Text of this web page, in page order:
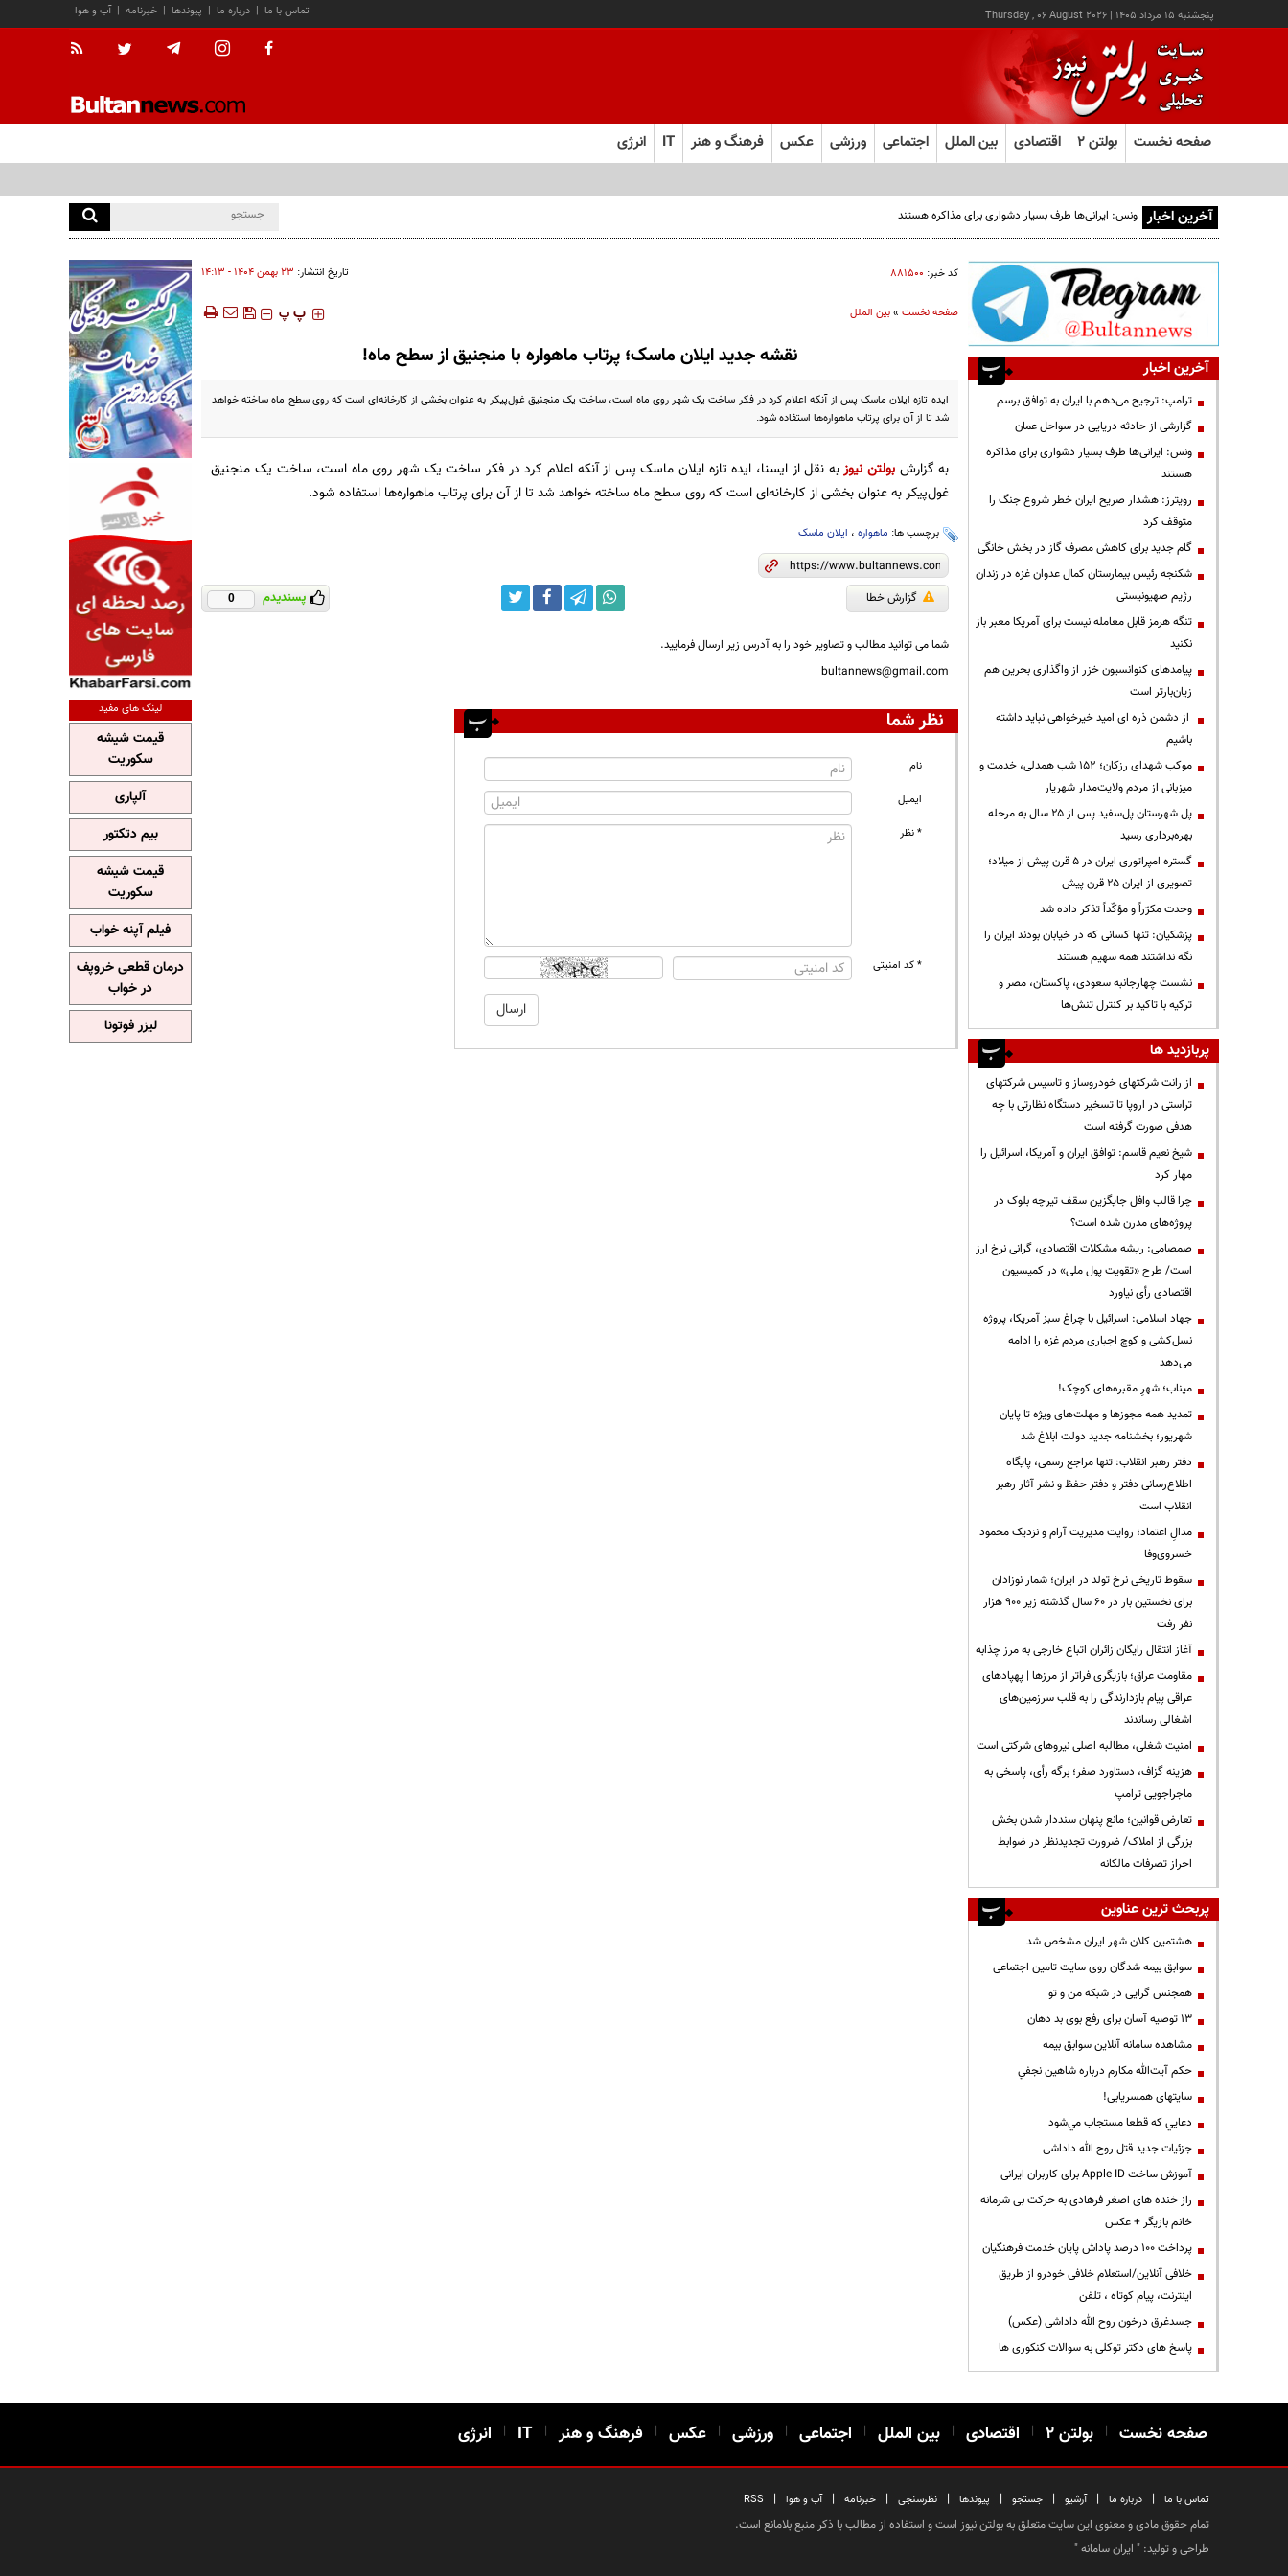
پنجشنبه ۱۵ مرداد ۱۴۰۵ |
Thursday , 06 August 2026 آب و هوا | خبرنامه | پیوندها | درباره ما | تماس با ما
صفحه نخست بولتن ۲ اقتصادی بین الملل اجتماعی ورزشی عکس فرهنگ و هنر IT انرژی
آخرین اخبار ونس: ایرانی‌ها طرف بسیار دشواری برای مذاکره هستند
کد خبر: ۸۸۱۵۰۰ تاریخ انتشار: ۲۳ بهمن ۱۴۰۴ - ۱۴:۱۳
صفحه نخست»بین الملل ‍‍‍ پ پ
نقشه جدید ایلان ماسک؛ پرتاب ماهواره با منجنیق از سطح ماه!
ایده تازه ایلان ماسک پس از آنکه اعلام کرد در فکر ساخت یک شهر روی ماه است، ساخت یک منجنیق غول‌پیکر به عنوان بخشی از کارخانه‌ای است که روی سطح ماه ساخته خواهد
شد تا از آن برای پرتاب ماهواره‌ها استفاده شود.
به گزارش بولتن نیوزبه نقل از ایسنا، ایده تازه ایلان ماسک پس از آنکه اعلام کرد در فکر ساخت یک شهر روی ماه است، ساخت یک منجنیق
غول‌پیکر به عنوان بخشی از کارخانه‌ای است که روی سطح ماه ساخته خواهد شد تا از آن برای پرتاب ماهواره‌ها استفاده شود.
برچسب ها: ماهواره، ایلان ماسک
گزارش خطا پسندیدم 0
شما می توانید مطالب و تصاویر خود را به آدرس زیر ارسال فرمایید.
bultannews@gmail.com
نظر شما
نام
ایمیل
* نظر
* کد امنیتی
آخرین اخبار
ترامپ: ترجیح می‌دهم با ایران به توافق برسم
گزارشی از حادثه دریایی در سواحل عمان
ونس: ایرانی‌ها طرف بسیار دشواری برای مذاکره
هستند
رویترز: هشدار صریح ایران خطر شروع جنگ را
متوقف کرد
گام جدید برای کاهش مصرف گاز در بخش خانگی
شکنجه رئیس بیمارستان کمال عدوان غزه در زندان
رژیم صهیونیستی
تنگه هرمز قابل معامله نیست برای آمریکا معبر باز
نکنید
پیامدهای کنوانسیون خزر از واگذاری بحرین هم
زیان‌بارتر است
از دشمن ذره ای امید خیرخواهی نباید داشته
باشیم
موکب شهدای رزکان؛ ۱۵۲ شب همدلی، خدمت و
میزبانی از مردم ولایت‌مدار شهریار
پل شهرستان پل‌سفید پس از ۲۵ سال به مرحله
بهره‌برداری رسید
گستره امپراتوری ایران در ۵ قرن پیش از میلاد؛
تصویری از ایران ۲۵ قرن پیش
وحدت مکرّراً و مؤکّداً تذکر داده شد
پزشکیان: تنها کسانی که در خیابان بودند ایران را
نگه نداشتند همه سهیم هستند
نشست چهارجانبه سعودی، پاکستان، مصر و
ترکیه با تاکید بر کنترل تنش‌ها
پربازدید ها
از رانت‌ شرکتهای خودروساز و تاسیس شرکتهای
تراستی در اروپا تا تسخیر دستگاه نظارتی با چه
هدفی صورت گرفته است
شیخ نعیم قاسم: توافق ایران و آمریکا، اسرائیل را
مهار کرد
چرا قالب وافل جایگزین سقف تیرچه بلوک در
پروژه‌های مدرن شده است؟
صمصامی: ریشه مشکلات اقتصادی، گرانی نرخ ارز
است/ طرح «تقویت پول ملی» در کمیسیون
اقتصادی رأی نیاورد
جهاد اسلامی: اسرائیل با چراغ سبز آمریکا، پروژه
نسل‌کشی و کوچ اجباری مردم غزه را ادامه
می‌دهد
میناب؛ شهرِ مقبره‌های کوچک!
تمدید همه مجوزها و مهلت‌های ویژه تا پایان
شهریور؛ بخشنامه جدید دولت ابلاغ شد
دفتر رهبر انقلاب: تنها مراجع رسمی، پایگاه
اطلاع‌رسانی دفتر و دفتر حفظ و نشر آثار رهبر
انقلاب است
مدالِ اعتماد؛ روایت مدیریت آرام و نزدیک محمود
خسروی‌وفا
سقوط تاریخی نرخ تولد در ایران؛ شمار نوزادان
برای نخستین بار در ۶۰ سال گذشته زیر ۹۰۰ هزار
نفر رفت
آغاز انتقال رایگان زائران اتباع خارجی به مرز چذابه
مقاومت عراق؛ بازیگری فراتر از مرزها | پهپادهای
عراقی پیام بازدارندگی را به قلب سرزمین‌های
اشغالی رساندند
‌امنیت شغلی، مطالبه اصلی نیروهای شرکتی است
هزینه گزاف، دستاورد صفر؛ برگه رأی، پاسخی به
ماجراجویی ترامپ
تعارض قوانین؛ مانع پنهان سنددار شدن بخش
بزرگی از املاک/ ضرورت تجدیدنظر در ضوابط
احراز تصرفات مالکانه
پربحث ترین عناوین
هشتمین کلان شهر ایران مشخص شد
سوابق بیمه شدگان روی سایت تامین اجتماعی
همجنس گرایی در شبکه من و تو
13 توصیه آسان برای رفع بوی بد دهان
مشاهده سامانه آنلاين سوابق بیمه
حكم آيت‌الله مكارم درباره شاهين نجفي
سایتهای همسریابی!
دعايي كه قطعا مستجاب مي‌شود
جزئیات جدید قتل روح الله داداشی
آموزش ساخت Apple ID برای کاربران ایرانی
راز خنده های اصغر فرهادی به حرکت بی شرمانه
خانم بازیگر + عکس
پرداخت ۱۰۰ درصد پاداش پایان خدمت فرهنگیان
خلافی آنلاین/استعلام خلافی خودرو از طریق
اینترنت، پیام کوتاه ، تلفن
جسدغرق درخون روح الله داداشی (عکس)
پاسخ های دکتر توکلی به سوالات کنکوری ها
لینک های مفید
قیمت شیشه
سکوریت
آلپاری
بیم دتکتور
قیمت شیشه
سکوریت
فیلم آپنه خواب
درمان قطعی خروپف
در خواب
لیزر فوتونا
صفحه نخست | بولتن ۲ | اقتصادی | بین الملل | اجتماعی | ورزشی | عکس | فرهنگ و هنر |
IT
| انرژی
تماس با ما | درباره ما | آرشیو | جستجو | پیوندها | نظرسنجی | خبرنامه | آب و هوا |
RSS
تمام حقوق مادی و معنوی این سایت متعلق به بولتن نیوز است و استفاده از مطالب با ذکر منبع بلامانع است.
طراحی و تولید: " ایران سامانه"